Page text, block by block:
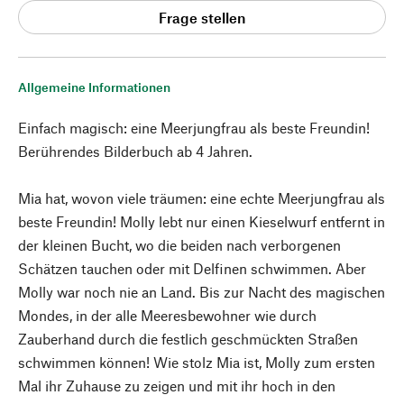
Allgemeine Informationen
Einfach magisch: eine Meerjungfrau als beste Freundin!
Berührendes Bilderbuch ab 4 Jahren.
Mia hat, wovon viele träumen: eine echte Meerjungfrau als
beste Freundin! Molly lebt nur einen Kieselwurf entfernt in
der kleinen Bucht, wo die beiden nach verborgenen
Schätzen tauchen oder mit Delfinen schwimmen. Aber
Molly war noch nie an Land. Bis zur Nacht des magischen
Mondes, in der alle Meeresbewohner wie durch
Zauberhand durch die festlich geschmückten Straßen
schwimmen können! Wie stolz Mia ist, Molly zum ersten
Mal ihr Zuhause zu zeigen und mit ihr hoch in den
Frage stellen